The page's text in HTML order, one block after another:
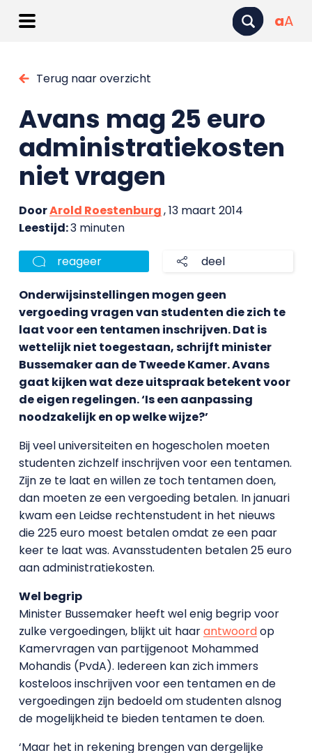
aA
Terug naar overzicht
Avans mag 25 euro
administratiekosten
niet vragen
DoorArold Roestenburg, 13 maart 2014
Leestijd:3 minuten
reageer deel
Onderwijsinstellingen mogen geen
vergoeding vragen van studenten die zich te
laat voor een tentamen inschrijven. Dat is
wettelijk niet toegestaan, schrijft minister
Bussemaker aan de Tweede Kamer. Avans
gaat kijken wat deze uitspraak betekent voor
de eigen regelingen. ‘Is een aanpassing
noodzakelijk en op welke wijze?’
Bij veel universiteiten en hogescholen moeten
studenten zichzelf inschrijven voor een tentamen.
Zijn ze te laat en willen ze toch tentamen doen,
dan moeten ze een vergoeding betalen. In januari
kwam een Leidse rechtenstudent in het nieuws
die 225 euro moest betalen omdat ze een paar
keer te laat was. Avansstudenten betalen 25 euro
aan administratiekosten.
Wel begrip
Minister Bussemaker heeft wel enig begrip voor
zulke vergoedingen, blijkt uit haarantwoordop
Kamervragen van partijgenoot Mohammed
Mohandis (PvdA). Iedereen kan zich immers
kosteloos inschrijven voor een tentamen en de
vergoedingen zijn bedoeld om studenten alsnog
de mogelijkheid te bieden tentamen te doen.
‘Maar het in rekening brengen van dergelijke